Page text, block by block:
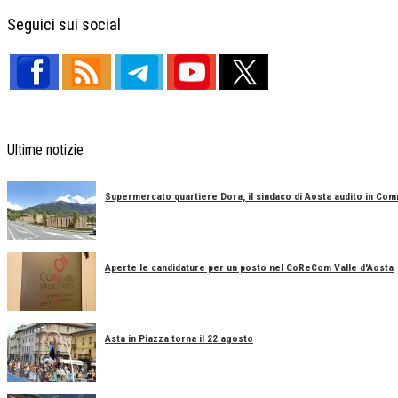
Seguici sui social
Ultime notizie
Supermercato quartiere Dora, il sindaco di Aosta audito in
Aperte le candidature per un posto nel CoReCom Valle d'Aosta
Asta in Piazza torna il 22 agosto